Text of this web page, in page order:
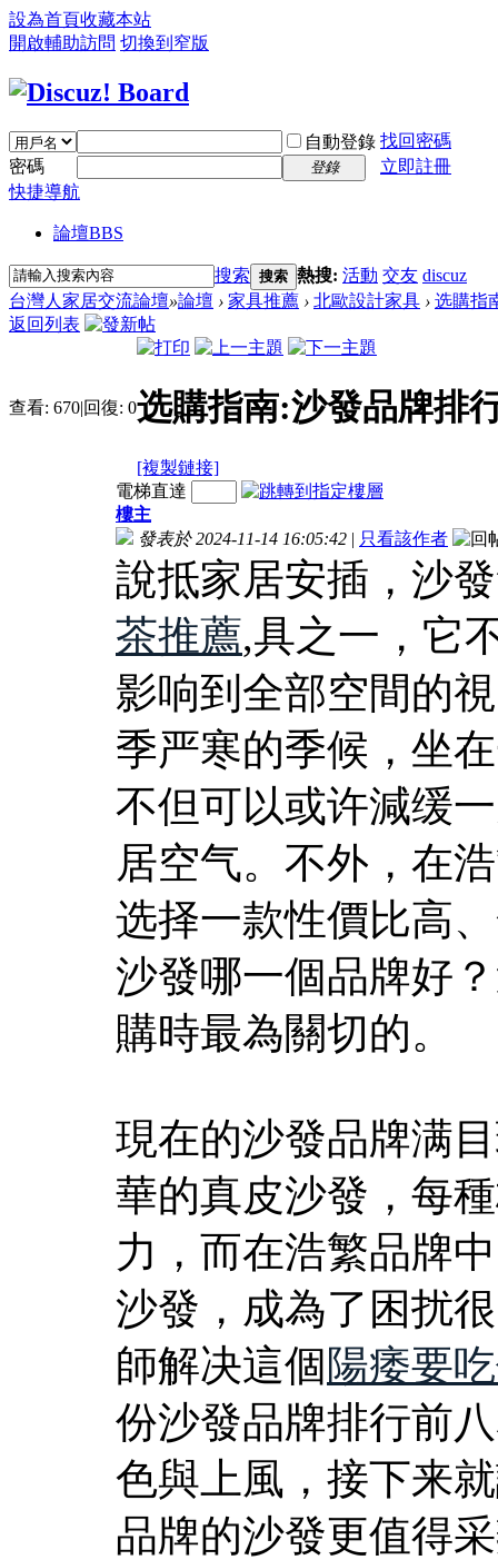
設為首頁收藏本站
開啟輔助訪問 切換到窄版
自動登錄 找回密碼
密碼
登錄
立即註冊
快捷導航
論壇BBS
搜索 搜索 熱搜: 活動 交友 discuz
台灣人家居交流論壇»論壇 › 家具推薦 › 北歐設計家具 › 选購指
返回列表
查看: 670|回復: 0选購指南:沙發品牌排
[複製鏈接]
電梯直達
樓主
發表於 2024-11-14 16:05:42 | 只看該作者
說抵家居安插，沙
茶推薦,具之一，它
影响到全部空間的
季严寒的季候，坐
不但可以或许減缓
居空气。不外，在
选择一款性價比高
沙發哪一個品牌好
購時最為關切的。
現在的沙發品牌满
華的真皮沙發，每
力，而在浩繁品牌
沙發，成為了困扰
師解决這個陽痿要
份沙發品牌排行前
色與上風，接下来
品牌的沙發更值得